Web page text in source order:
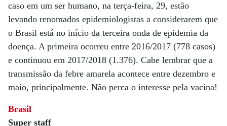
caso em um ser humano, na terça-feira, 29, estão
levando renomados epidemiologistas a considerarem que
o Brasil está no início da terceira onda de epidemia da
doença. A primeira ocorreu entre 2016/2017 (778 casos)
e continuou em 2017/2018 (1.376). Cabe lembrar que a
transmissão da febre amarela acontece entre dezembro e
maio, principalmente. Não perca o interesse pela vacina!
Brasil
Super staff